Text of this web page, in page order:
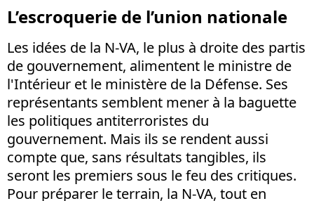
L’escroquerie de l’union nationale
Les idées de la N-VA, le plus à droite des partis
de gouvernement, alimentent le ministre de
l'Intérieur et le ministère de la Défense. Ses
représentants semblent mener à la baguette
les politiques antiterroristes du
gouvernement. Mais ils se rendent aussi
compte que, sans résultats tangibles, ils
seront les premiers sous le feu des critiques.
Pour préparer le terrain, la N-VA, tout en